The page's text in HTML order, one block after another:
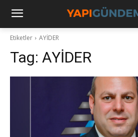
Etiketler AYİDER
Tag: AYİDER